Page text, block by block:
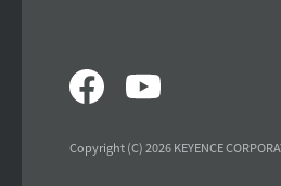
Copyright (C) 2026 KEYENCE